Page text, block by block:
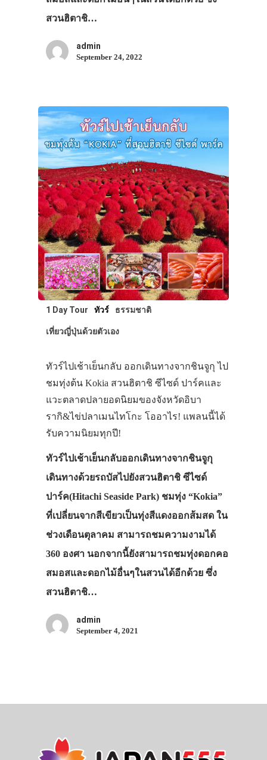
สวนฮิตาชิ…
admin
September 24, 2022
1 Day Tour ทัวร์ ธรรมชาติ
เที่ยวญี่ปุ่นด้วยตัวเอง
ทัวร์ไปเช้าเย็นกลับ ออกเดินทางจากชินจูกุ ไป
ชมทุ่งต้น Kokia สวนฮิตาชิ ซีไซด์ ปาร์คและ
แวะตลาดปลายอดนิยมของจังหวัดอิบา
รากิ&ไข่ปลาเมนไทโกะ โออาไร! แพลนนี้ได้
รับความนิยมทุกปี!
ทัวร์ไปเช้าเย็นกลับออกเดินทางจากชินจูกุ
เดินทางด้วยรถบัสไปยังสวนฮิตาชิ ซีไซด์
ปาร์ค(Hitachi Seaside Park) ชมทุ่ง “Kokia”
ที่เปลี่ยนจากสีเขียวเป็นทุ่งสีแดงออกส้มสด ใน
ช่วงเดือนตุลาคม สามารถชมความงามได้
360 องศา นอกจากนี้ยังสามารถชมทุ่งดอกคอ
สมอสและดอกไม้อื่นๆในสวนได้อีกด้วย ซึ่ง
สวนฮิตาชิ…
admin
September 4, 2021
ประเทศญี่ปุ่น
เที่ยวญี่ปุ่นด้ว
เอง
รถบัส
เดินทาง
ทัวร์